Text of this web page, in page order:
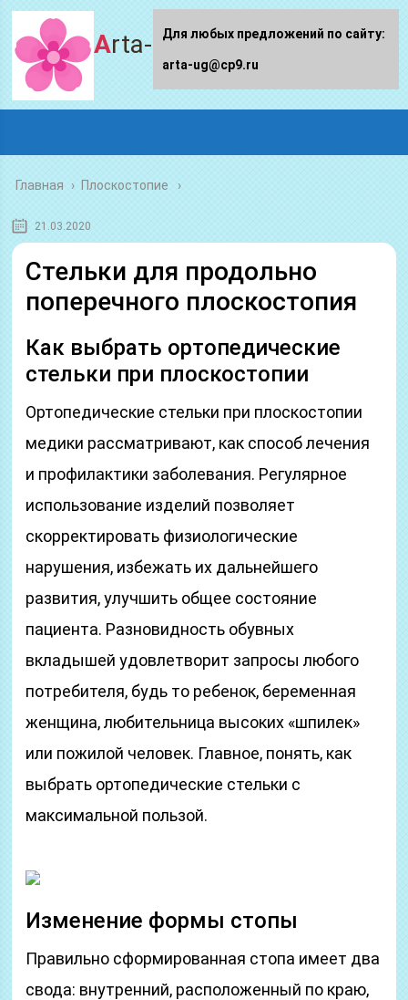
Arta-ug.ru
Главная › Плоскостопие
21.03.2020
Стельки для продольно
поперечного плоскостопия
Как выбрать ортопедические
стельки при плоскостопии
Ортопедические стельки при плоскостопии
медики рассматривают, как способ лечения
и профилактики заболевания. Регулярное
использование изделий позволяет
скорректировать физиологические
нарушения, избежать их дальнейшего
развития, улучшить общее состояние
пациента. Разновидность обувных
вкладышей удовлетворит запросы любого
потребителя, будь то ребенок, беременная
женщина, любительница высоких «шпилек»
или пожилой человек. Главное, понять, как
выбрать ортопедические стельки с
максимальной пользой.
Изменение формы стопы
Правильно сформированная стопа имеет два
свода: внутренний, расположенный по краю,
Для любых предложений по сайту:
arta-ug@cp9.ru